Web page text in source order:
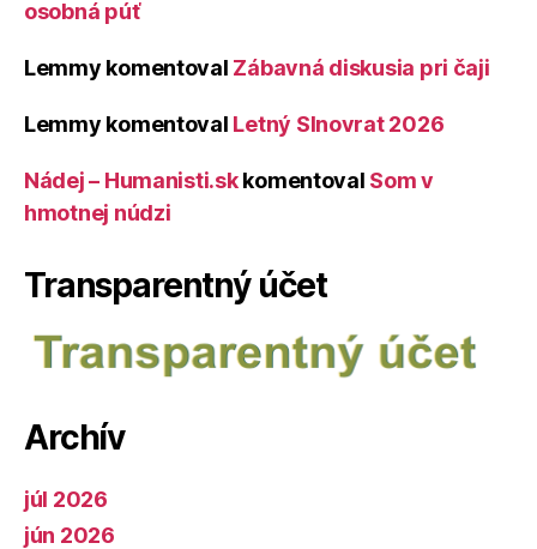
osobná púť
Lemmy komentoval Zábavná diskusia pri čaji
Lemmy komentoval Letný Slnovrat 2026
Nádej – Humanisti.skkomentoval Som v
hmotnej núdzi
Transparentný účet
Archív
júl 2026
jún 2026